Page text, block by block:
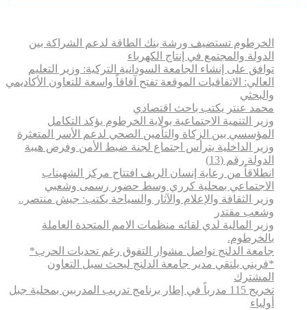
الخرطوم تستضيف ورشة بنك الطاقة لدعم الشراكة بين
الدولة والمجتمع في إنتاج الكهرباء
توافق على إنشاء الجامعة السودانية التركية: وزير التعليم
العالي: الاتفاقيات الموقعة تفتح آفاقاً واسعة للتعاون الأكاديمي
والبحثي
محمد عنتر يكتب باحث اقتصادي
وزير التنمية الاجتماعية بولاية الخرطوم يؤكد التكامل
المؤسسي بين الزكاة والتأمين الصحي لدعم الأسر المتعثرة
وزير الداخلية يترأس اجتماع لجنة ضبط الأمن وفرض هيبة
الدولة رقم (13)
انطلاقاً من رعاية إنسان الريف افتتاح مركز الشهيناب
الاجتماعي بمحلية كرري وسط حضور رسمى وشعبي
وزير الثقافة والإعلام والآثار والسياحة يكتب: جيش منتصر..
وشعب مقتدر
وزير المالية لدي لقائه منظمات الامم المتحدة العاملة
بالخرطوم.
جامعة الدلنج تواصل مشوار التفوق رغم تحديات الحرب*
*فريني يلتقي مدير جامعة الدلنج لبحث سبل التعاون
المشترك
تخريج 115 مدرباً في إطار برنامج تدريب المدربين بمحلية جبل
أولياء